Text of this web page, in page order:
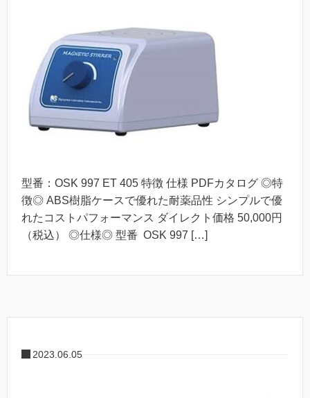
型番：OSK 997 ET 405 特徴 仕様 PDFカタログ ◎特
徴◎ ABS樹脂ケースで優れた耐薬品性 シンプルで優
れたコストパフォーマンス ダイレクト価格 50,000円
（税込） ◎仕様◎ 型番 OSK 997 […]
2023.06.05